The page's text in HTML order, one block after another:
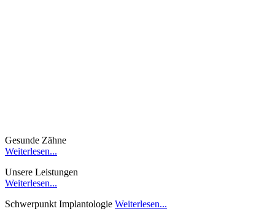
Gesunde Zähne
Weiterlesen...
Unsere Leistungen
Weiterlesen...
Schwerpunkt Implantologie Weiterlesen...